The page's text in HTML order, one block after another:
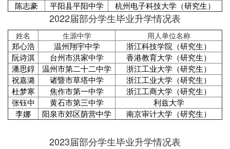
陈志豪
平阳县平阳中学 杭州电子科技大学（研究生）
2022届部分学生毕业升学情况表
姓名 生源中学 用人单位名称
郑心浩 温州翔宇中学
浙江科技学院（研究生）
阮诗淇
台州市洪家中学
香港教育大学（研究生）
潘思錞
温州市第二十二中学
浙江工业大学（研究生）
祝嘉潞
诸暨市草塔中学
浙江工业大学（研究生）
杜梦寒
焦作市第一中学
浙江工商大学（研究生）
张钰中
黄石市第三中学
利兹大学
李娜
阳泉市郊区荫营中学 南京审计大学（研究生）
2023届部分学生毕业升学情况表